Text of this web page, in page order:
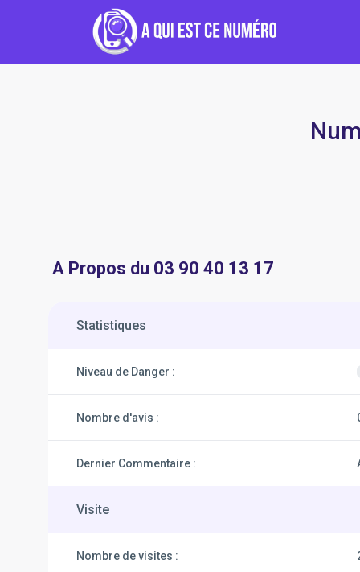
A Propos du 03 90 40 13 17
Statistiques
Niveau de Danger :
Nombre d'avis :
Dernier Commentaire :
Visite
Nombre de visites :